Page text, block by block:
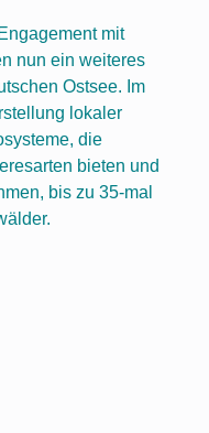
mit
nun ein weiteres
Ostsee. Im
lokaler
die
bieten und
bis zu 35-mal